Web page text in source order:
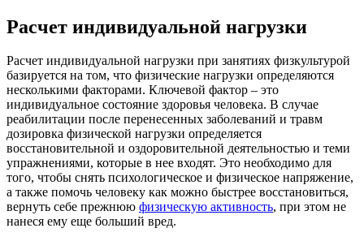
Расчет индивидуальной нагрузки
Расчет индивидуальной нагрузки при занятиях физкультурой
базируется на том, что физические нагрузки определяются
несколькими факторами. Ключевой фактор – это
индивидуальное состояние здоровья человека. В случае
реабилитации после перенесенных заболеваний и травм
дозировка физической нагрузки определяется
восстановительной и оздоровительной деятельностью и теми
упражнениями, которые в нее входят. Это необходимо для
того, чтобы снять психологическое и физическое напряжение,
а также помочь человеку как можно быстрее восстановиться,
вернуть себе прежнюю физическую активность, при этом не
нанеся ему еще больший вред.